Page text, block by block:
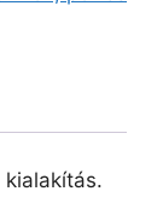
kialakítás.